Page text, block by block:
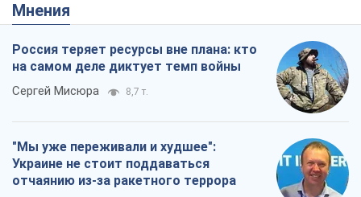
Мнения
Россия теряет ресурсы вне плана: кто
на самом деле диктует темп войны
Сергей Мисюра 8,7 т.
"Мы уже переживали и худшее":
Украине не стоит поддаваться
отчаянию из-за ракетного террора